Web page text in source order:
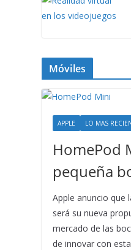
Móviles
APPLE LO MAS
HomePod
pequeña
Apple anuncio que
será su nueva
mercado de las
de innovar con